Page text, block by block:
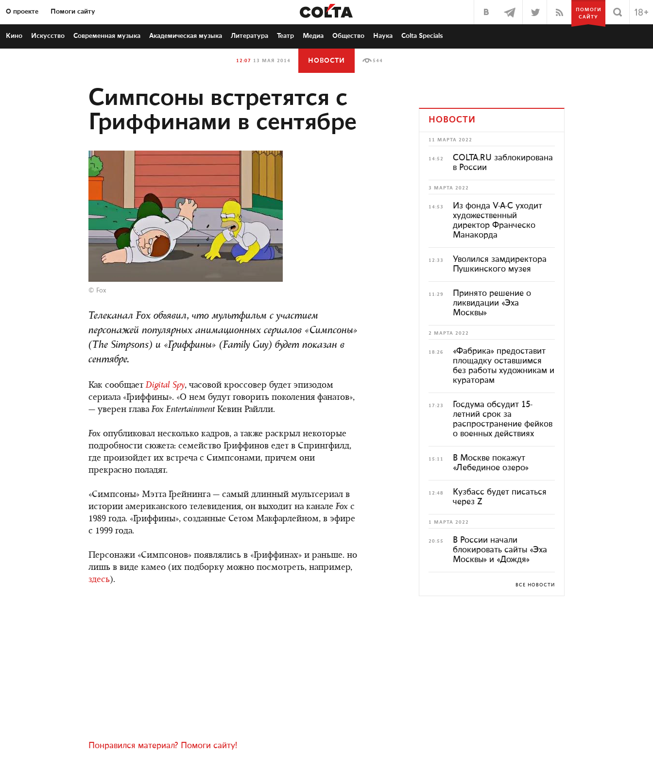
О проекте Помоги сайту
ПОМОГИ
САЙТУ
Кино Искусство Современная музыка Академическая музыка Литература Театр Медиа Общество Наука Colta Specials
12:07 13 МАЯ 2014 НОВОСТИ 544
Симпсоны встретятся с
Гриффинами в сентябре
© Fox
Телеканал Fox объявил, что мультфильм с участием
персонажей популярных анимационных сериалов «Симпсоны»
(The Simpsons) и «Гриффины» (Family Guy) будет показан в
сентябре.
Как сообщаетDigital Spy, часовой кроссовер будет эпизодом
сериала «Гриффины». «О нем будут говорить поколения фанатов»,
— уверен главаFox EntertainmentКевин Райлли.
Fox опубликовал несколько кадров, а также раскрыл некоторые
подробности сюжета: семейство Гриффинов едет в Спрингфилд,
где произойдет их встреча с Симпсонами, причем они
прекрасно поладят.
«Симпсоны» Мэтта Грейнинга — самый длинный мультсериал в
истории американского телевидения, он выходит на каналеFox с
1989 года. «Гриффины», созданные Сетом Макфарлейном, в эфире
с 1999 года.
Персонажи «Симпсонов» появлялись в «Гриффинах» и раньше. но
лишь в виде камео (их подборку можно посмотреть, например,
здесь).
Понравился материал? Помоги сайту!
НОВОСТИ
11 МАРТА 2022
14:52
COLTA.RU заблокирована
в России
3 МАРТА 2022
14:53
Из фонда V-A-C уходит
художественный
директор Франческо
Манакорда
12:33
Уволился замдиректора
Пушкинского музея
11:29
Принято решение о
ликвидации «Эха
Москвы»
2 МАРТА 2022
18:26
«Фабрика» предоставит
площадку оставшимся
без работы художникам и
кураторам
17:23
Госдума обсудит 15-
летний срок за
распространение фейков
о военных действиях
15:11
В Москве покажут
«Лебединое озеро»
12:48
Кузбасс будет писаться
через Z
1 МАРТА 2022
20:55
В России начали
блокировать сайты «Эха
Москвы» и «Дождя»
ВСЕ НОВОСТИ